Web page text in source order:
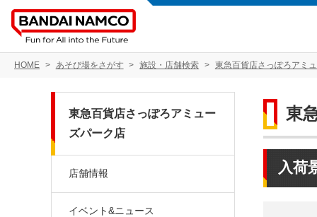
HOME あそび場をさがす 施設・店舗検索 東急百貨店さっぽろアミ
東
入荷
東急百貨店さっぽろアミュー
ズパーク店
店舗情報
イベント&ニュース